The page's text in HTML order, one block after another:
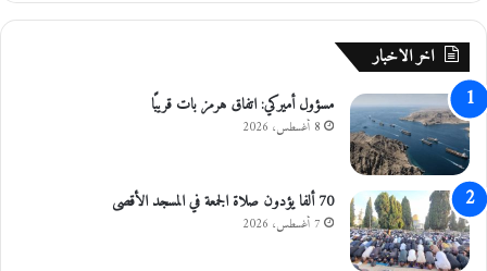
ي
ة
ا
ل
ع
ا
مّ
ة
د
م
ا
و
ت
غ
ر
س
ر
و
ح
اخر الاخبار
مسؤول أميركي: اتفاق هرمز بات قريبًا
8 أغسطس، 2026
70 ألفا يؤدون صلاة الجمعة في المسجد الأقصى
7 أغسطس، 2026